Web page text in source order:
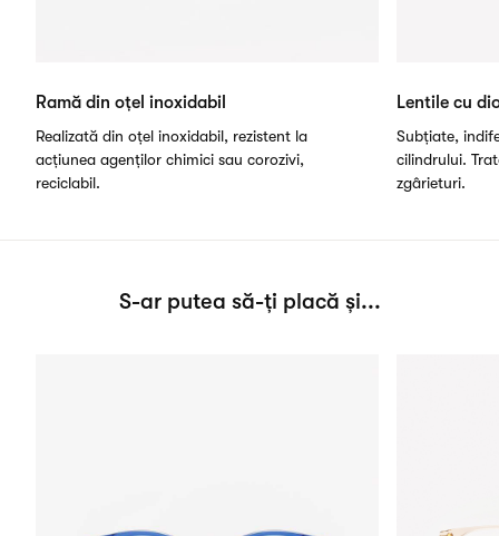
Ramă din oțel inoxidabil
Realizată din oțel inoxidabil, rezistent la
acțiunea agenților chimici sau corozivi,
reciclabil.
Lentile cu
Subțiate,
cilindrului.
zgârieturi.
S-ar putea să-ți placă și...